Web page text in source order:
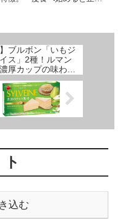
食感がクセになり食べごた
群！一口サイズなので手軽
られ、おやつやパーティー
に最適です。かつおだしと
しの絶妙な組み合わせで、
チップスとは一味違った風
楽しめます。素朴なおいしさ
求した一品ですよ～！
】ブルボン「いもジ
ス」2種！ルマン
厚カップの味わい
込む